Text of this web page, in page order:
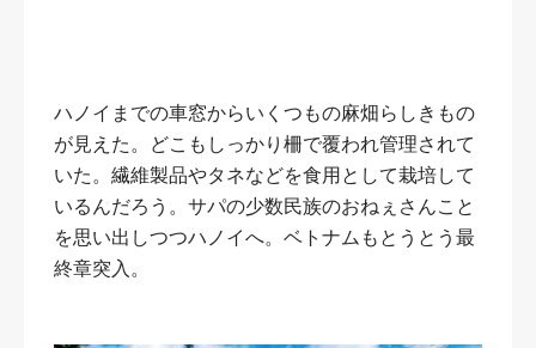
ハノイまでの車窓からいくつもの麻畑らしきもの
が見えた。どこもしっかり柵で覆われ管理されて
いた。繊維製品やタネなどを食用として栽培して
いるんだろう。サパの少数民族のおねぇさんこと
を思い出しつつハノイへ。ベトナムもとうとう最
終章突入。